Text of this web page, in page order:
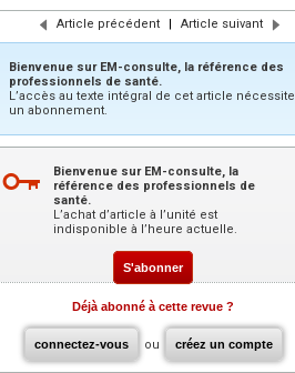
Article précédent | Article suivant
Bienvenue sur EM-consulte, la référence des
professionnels de santé.
L’accès au texte intégral de cet article nécessite
un abonnement.
Bienvenue sur EM-consulte, la
référence des professionnels de
santé.
L’achat d’article à l’unité est
indisponible à l’heure actuelle.
S'abonner
Déjà abonné à cette revue ?
connectez-vous ou créez un compte